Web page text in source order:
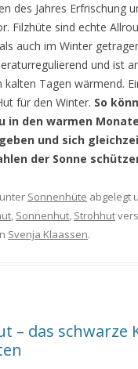
des Jahres Erfrischung
Filzhüte sind echte
auch im Winter
und ist
kalten Tagen wärmend.
für den Winter. So
in den warmen
und sich
der Sonne
Sonnenhüte abgelegt
, Sonnenhut, Strohhut
Svenja Klaassen.
– das schwarze